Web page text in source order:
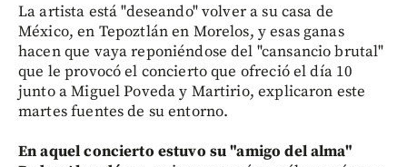
La artista está "deseando" volver a su casa de
México, en Tepoztlán en Morelos, y esas ganas
hacen que vaya reponiéndose del "cansancio brutal"
que le provocó el concierto que ofreció el día 10
junto a Miguel Poveda y Martirio, explicaron este
martes fuentes de su entorno.
En aquel concierto estuvo su "amigo del alma"